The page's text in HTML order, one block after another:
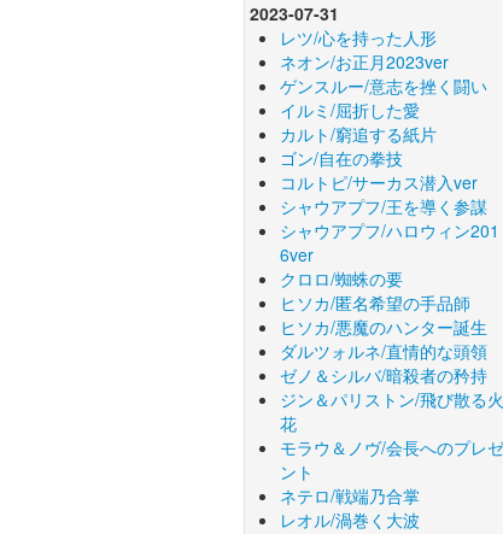
2023-07-31
レツ/心を持った人形
ネオン/お正月2023ver
ゲンスルー/意志を挫く闘い
イルミ/屈折した愛
カルト/窮追する紙片
ゴン/自在の拳技
コルトピ/サーカス潜入ver
シャウアプフ/王を導く参謀
シャウアプフ/ハロウィン201
6ver
クロロ/蜘蛛の要
ヒソカ/匿名希望の手品師
ヒソカ/悪魔のハンター誕生
ダルツォルネ/直情的な頭領
ゼノ＆シルバ/暗殺者の矜持
ジン＆パリストン/飛び散る火
花
モラウ＆ノヴ/会長へのプレゼ
ント
ネテロ/戦端乃合掌
レオル/渦巻く大波